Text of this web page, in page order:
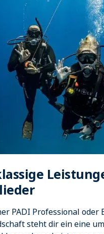
PADI Professional oder
steht dir ein eine